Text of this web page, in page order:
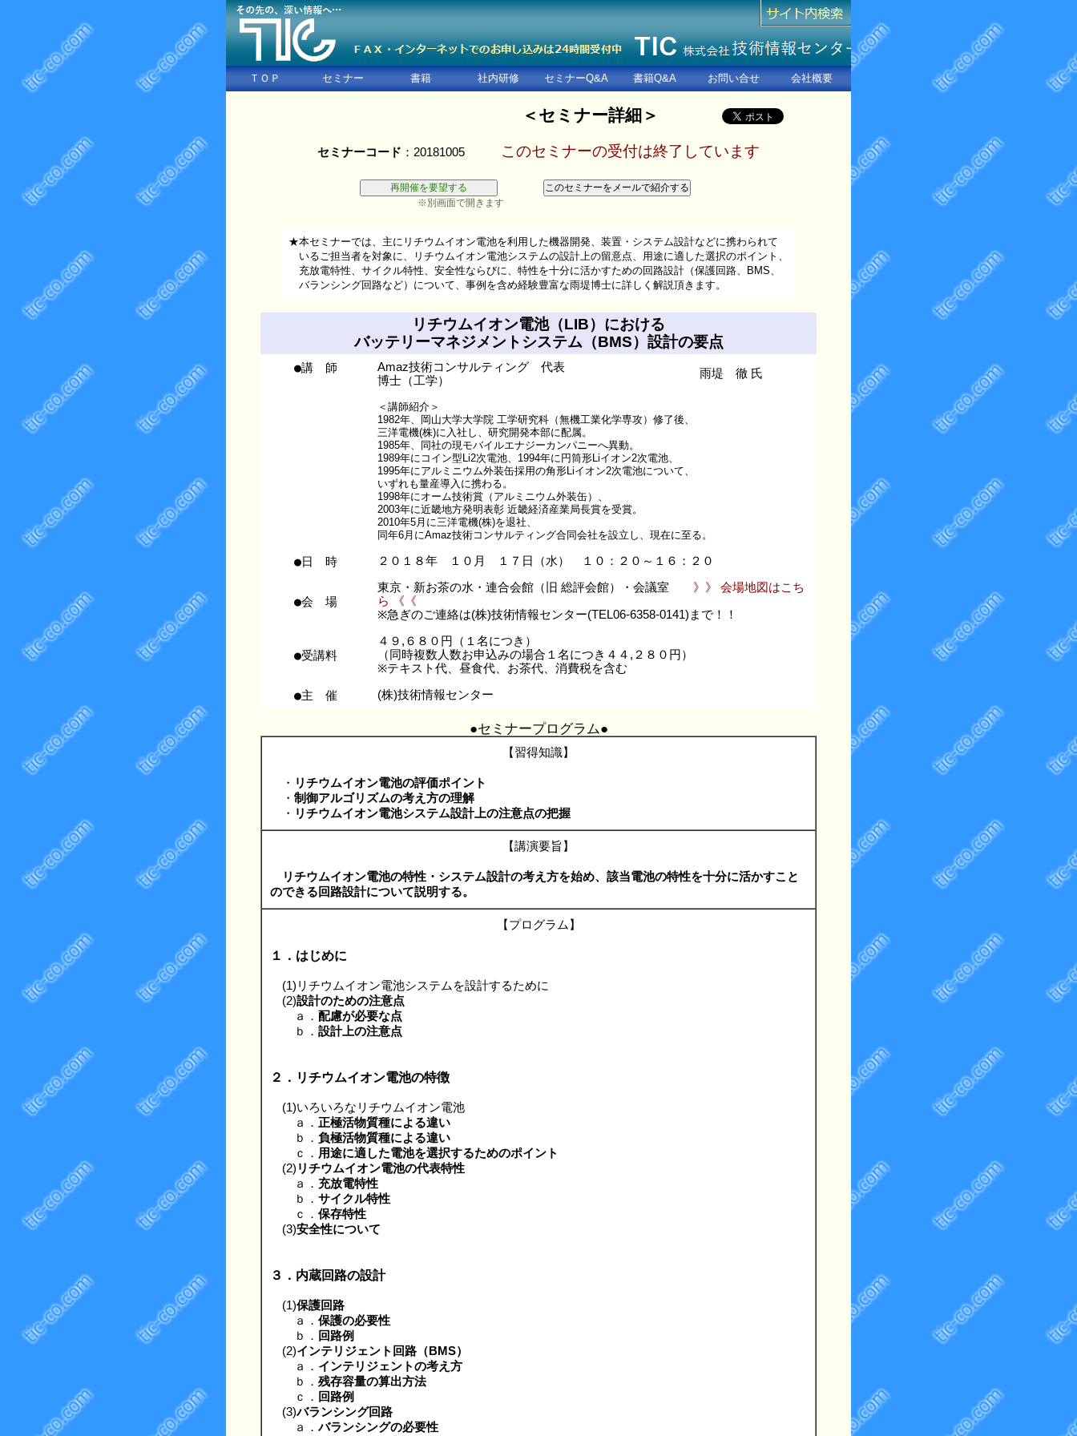
ＴＯＰ セミナー 書籍 社内研修 セミナーQ&A 書籍Q&A お問い合せ 会社概要
＜セミナー詳細＞
セミナーコード ：20181005 このセミナーの受付は終了しています
※別画面で開きます
★本セミナーでは、主にリチウムイオン電池を利用した機器開発、装置・システム設計などに携わられて
いるご担当者を対象に、リチウムイオン電池システムの設計上の留意点、用途に適した選択のポイント、
充放電特性、サイクル特性、安全性ならびに、特性を十分に活かすための回路設計（保護回路、BMS、
バランシング回路など）について、事例を含め経験豊富な雨堤博士に詳しく解説頂きます。
リチウムイオン電池（LIB）における
バッテリーマネジメントシステム（BMS）設計の要点
●講 師
Amaz技術コンサルティング 代表
博士（工学）
雨堤 徹 氏
＜講師紹介＞
1982年、岡山大学大学院 工学研究科（無機工業化学専攻）修了後、
三洋電機(株)に入社し、研究開発本部に配属。
1985年、同社の現モバイルエナジーカンパニーへ異動。
1989年にコイン型Li2次電池、1994年に円筒形Liイオン2次電池、
1995年にアルミニウム外装缶採用の角形Liイオン2次電池について、
いずれも量産導入に携わる。
1998年にオーム技術賞（アルミニウム外装缶）、
2003年に近畿地方発明表彰 近畿経済産業局長賞を受賞。
2010年5月に三洋電機(株)を退社、
同年6月にAmaz技術コンサルティング合同会社を設立し、現在に至る。
●日 時 ２０１８年 １０月 １７日（水） １０：２０～１６：２０
●会 場
東京・新お茶の水・連合会館（旧 総評会館）・会議室 》》 会場地図はこち
ら 《《
※急ぎのご連絡は(株)技術情報センター(TEL06-6358-0141)まで！！
●受講料
４９,６８０円（１名につき）
（同時複数人数お申込みの場合１名につき４４,２８０円）
※テキスト代、昼食代、お茶代、消費税を含む
●主 催 (株)技術情報センター
●セミナープログラム●
【習得知識】
・ リチウムイオン電池の評価ポイント
・ 制御アルゴリズムの考え方の理解
・ リチウムイオン電池システム設計上の注意点の把握
【講演要旨】
リチウムイオン電池の特性・システム設計の考え方を始め、該当電池の特性を十分に活かすこと
のできる回路設計について説明する。
【プログラム】
１．はじめに
(1)リチウムイオン電池システムを設計するために
(2)設計のための注意点
ａ． 配慮が必要な点
ｂ． 設計上の注意点
２．リチウムイオン電池の特徴
(1)いろいろなリチウムイオン電池
ａ． 正極活物質種による違い
ｂ． 負極活物質種による違い
ｃ． 用途に適した電池を選択するためのポイント
(2) リチウムイオン電池の代表特性
ａ． 充放電特性
ｂ． サイクル特性
ｃ． 保存特性
(3)安全性について
３．内蔵回路の設計
(1)保護回路
ａ． 保護の必要性
ｂ． 回路例
(2)インテリジェント回路（BMS）
ａ． インテリジェントの考え方
ｂ． 残存容量の算出方法
ｃ． 回路例
(3)バランシング回路
ａ． バランシングの必要性